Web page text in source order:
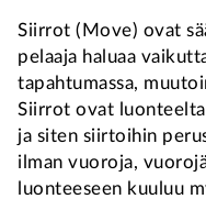
Siirrot (Move) ovat
pelaaja haluaa
tapahtumassa,
Siirrot ovat
ja siten siirtoihin
ilman vuoroja,
luonteeseen kuuluu